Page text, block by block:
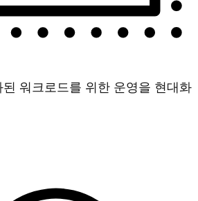
워크로드를 위한 운영을 현대화